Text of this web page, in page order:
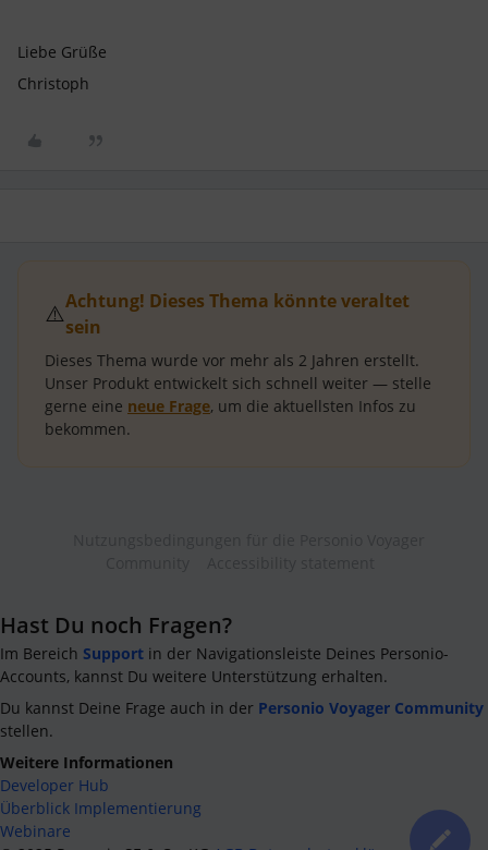
Liebe Grüße
Christoph
⚠️Achtung! Dieses Thema könnte veraltet
sein
Dieses Thema wurde vor mehr als 2 Jahren erstellt.
Unser Produkt entwickelt sich schnell weiter — stelle
gerne eine neue Frage, um die aktuellsten Infos zu
bekommen.
Hast Du noch Fragen?
Im Bereich Support in der Navigationsleiste Deines Personio-
Accounts, kannst Du weitere Unterstützung erhalten.
Du kannst Deine Frage auch in der Personio Voyager Community
stellen.
Weitere Informationen
Developer Hub
Überblick Implementierung
Webinare